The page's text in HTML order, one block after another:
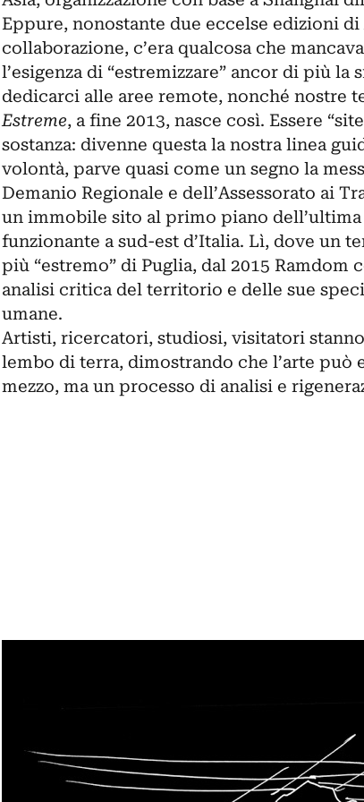
Eppure, nonostante due eccelse edizioni di
collaborazione, c’era qualcosa che
l’esigenza di “estremizzare” ancor di più la
dedicarci alle aree remote, nonché nostre
Estreme, a fine 2013, nasce così. Essere
sostanza: divenne questa la nostra linea
volontà, parve quasi come un segno la
Demanio Regionale e dell’Assessorato ai
un immobile sito al primo piano
funzionante a sud-est d’Italia. Lì, dove un
più “estremo” di Puglia, dal 2015
analisi critica del territorio e delle sue
umane.
Artisti, ricercatori, studiosi, visitatori
lembo di terra, dimostrando che l’arte può
mezzo, ma un processo di analisi e